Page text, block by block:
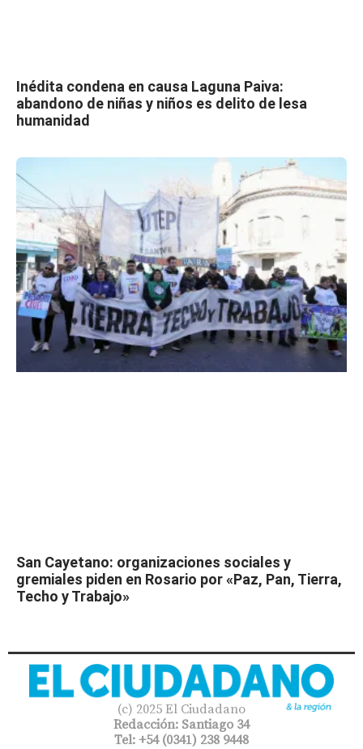
Inédita condena en causa Laguna Paiva:
abandono de niñas y niños es delito de lesa
humanidad
San Cayetano: organizaciones sociales y
gremiales piden en Rosario por «Paz, Pan, Tierra,
Techo y Trabajo»
(c) 2025 El Ciudadano
Redacción: Santiago 34
Tel: +54 (0341) 238 9448